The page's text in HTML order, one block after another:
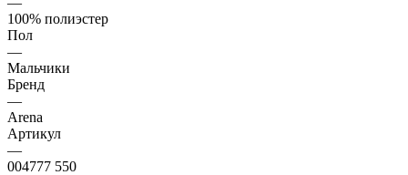
100% полиэстер
Пол
—
Мальчики
Бренд
—
Arena
Артикул
—
004777 550